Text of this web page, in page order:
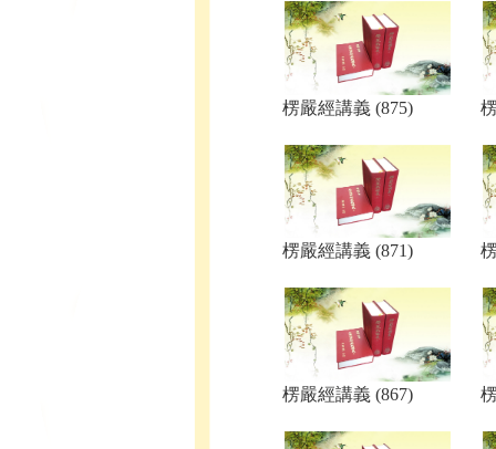
楞嚴經講義 (875)
楞嚴經講義 (871)
楞嚴經講義 (867)